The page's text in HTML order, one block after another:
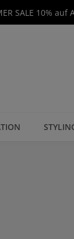
SALE 10% auf